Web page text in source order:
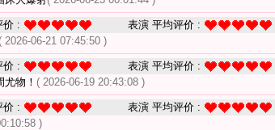
价 : 表演 平均评价 :
( 2026-06-21 07:45:50 )
价 : 表演 平均评价 :
物！ ( 2026-06-19 20:43:08 )
价 : 表演 平均评价 :
)